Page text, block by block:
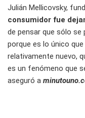
Julián Mellicovsky,
consumidor fue
de pensar que sólo se
porque es lo único
relativamente nuevo,
es un fenómeno que
aseguró a